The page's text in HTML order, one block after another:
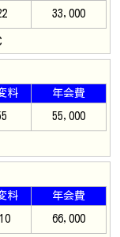
33,000
料 年会費
55,000
料 年会費
66,000